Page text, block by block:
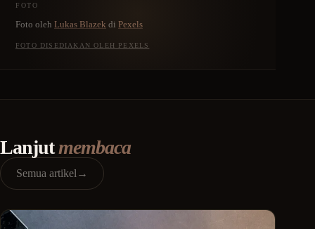
FOTO
Foto oleh Lukas Blazek di Pexels
FOTO DISEDIAKAN OLEH PEXELS
Lanjutmembaca
Semua artikel →